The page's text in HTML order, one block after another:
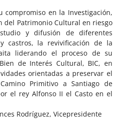
compromiso en la Investigación,
del Patrimonio Cultural en riesgo
y difusión de diferentes
castros, la revivificación de la
liderando el proceso de su
de Interés Cultural, BIC, en
orientadas a preservar el
Primitivo a Santiago de
el rey Alfonso II el Casto en el
Rodríguez, Vicepresidente